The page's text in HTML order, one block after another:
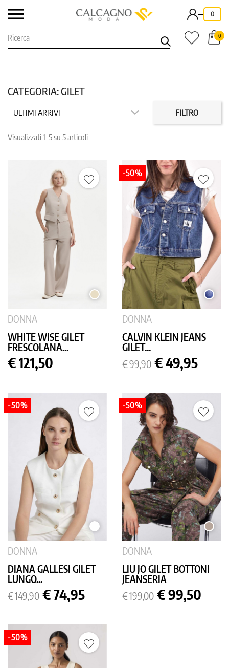
- 0
0
CATEGORIA: GILET
MARCHI PREZZO
COLORE
IN PROMO
ULTIMI ARRIVI FILTRO
Visualizzati 1-5 su 5 articoli
SABBIA
DONNA
WHITE WISE GILET
FRESCOLANA...
Prezzo
€ 121,50
DONNA
CALVIN KLEIN JEANS
GILET...
Prezzo
base
€ 99,90 Prezzo
€ 49,95
-50%
BIANCO
DONNA
DIANA GALLESI GILET
LUNGO...
Prezzo
base
€ 149,90 Prezzo
€ 74,95
-50%
DONNA
LIU JO GILET BOTTONI
JEANSERIA
Prezzo
base
€ 199,00 Prezzo
€ 99,50
-50%
-50%